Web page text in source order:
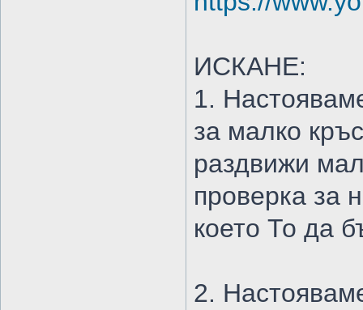
ИСКАНЕ:
1.
за малко
раздвижи
проверка за
което То да
2.